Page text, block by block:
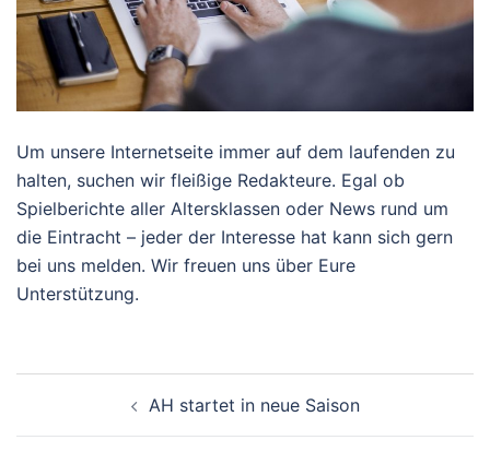
Um unsere Internetseite immer auf dem laufenden zu
halten, suchen wir fleißige Redakteure. Egal ob
Spielberichte aller Altersklassen oder News rund um
die Eintracht – jeder der Interesse hat kann sich gern
bei uns melden. Wir freuen uns über Eure
Unterstützung.
AH startet in neue Saison